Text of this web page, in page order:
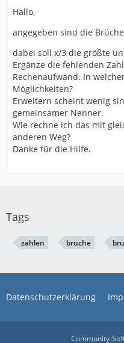
Hallo,
angegeben sind die
dabei soll x/3 die größte
Ergänze die fehlenden
Rechenaufwand. In
Möglichkeiten?
Erweitern scheint wenig
gemeinsamer Nenner.
Wie rechne ich das mit
anderen Weg?
Danke für die Hilfe.
Tags
zahlen brüche
Datenschutzerklärung
Community-